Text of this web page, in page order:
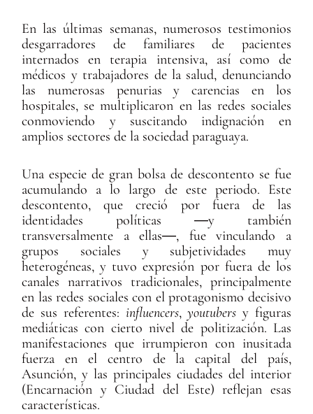
En las últimas semanas, numerosos testimonios
desgarradores de familiares de pacientes
internados en terapia intensiva, así como de
médicos y trabajadores de la salud, denunciando
las numerosas penurias y carencias en los
hospitales, se multiplicaron en las redes sociales
conmoviendo y suscitando indignación en
amplios sectores de la sociedad paraguaya.
Una especie de gran bolsa de descontento se fue
acumulando a lo largo de este periodo. Este
descontento, que creció por fuera de las
identidades políticas ―y también
transversalmente a ellas―, fue vinculando a
grupos sociales y subjetividades muy
heterogéneas, y tuvo expresión por fuera de los
canales narrativos tradicionales, principalmente
en las redes sociales con el protagonismo decisivo
de sus referentes: influencers,youtubers y figuras
mediáticas con cierto nivel de politización. Las
manifestaciones que irrumpieron con inusitada
fuerza en el centro de la capital del país,
Asunción, y las principales ciudades del interior
(Encarnación y Ciudad del Este) reflejan esas
características.